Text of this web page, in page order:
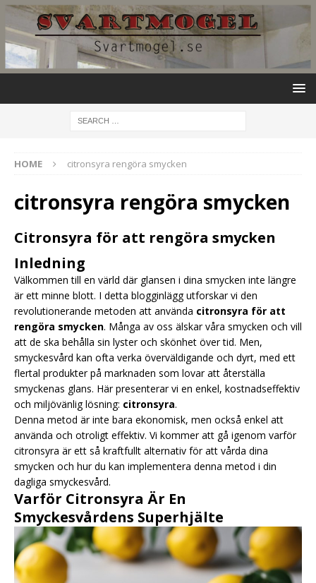
HOME citronsyra rengöra smycken
citronsyra rengöra smycken
Citronsyra för att rengöra smycken
Inledning
Välkommen till en värld där glansen i dina smycken inte längre
är ett minne blott. I detta blogginlägg utforskar vi den
revolutionerande metoden att använda citronsyra för att
rengöra smycken. Många av oss älskar våra smycken och vill
att de ska behålla sin lyster och skönhet över tid. Men,
smyckesvård kan ofta verka överväldigande och dyrt, med ett
flertal produkter på marknaden som lovar att återställa
smyckenas glans. Här presenterar vi en enkel, kostnadseffektiv
och miljövänlig lösning: citronsyra.
Denna metod är inte bara ekonomisk, men också enkel att
använda och otroligt effektiv. Vi kommer att gå igenom varför
citronsyra är ett så kraftfullt alternativ för att vårda dina
smycken och hur du kan implementera denna metod i din
dagliga smyckesvård.
Varför Citronsyra Är En
Smyckesvårdens Superhjälte